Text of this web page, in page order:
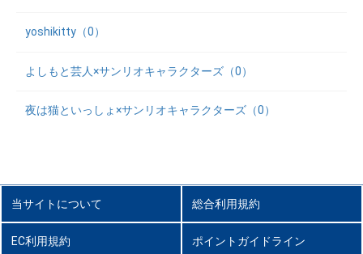
yoshikitty（0）
よしもと芸人×サンリオキャラクターズ（0）
夜は猫といっしょ×サンリオキャラクターズ（0）
当サイトについて 総合利用規約
EC利用規約 ポイントガイドライン